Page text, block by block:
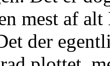
mest af
der